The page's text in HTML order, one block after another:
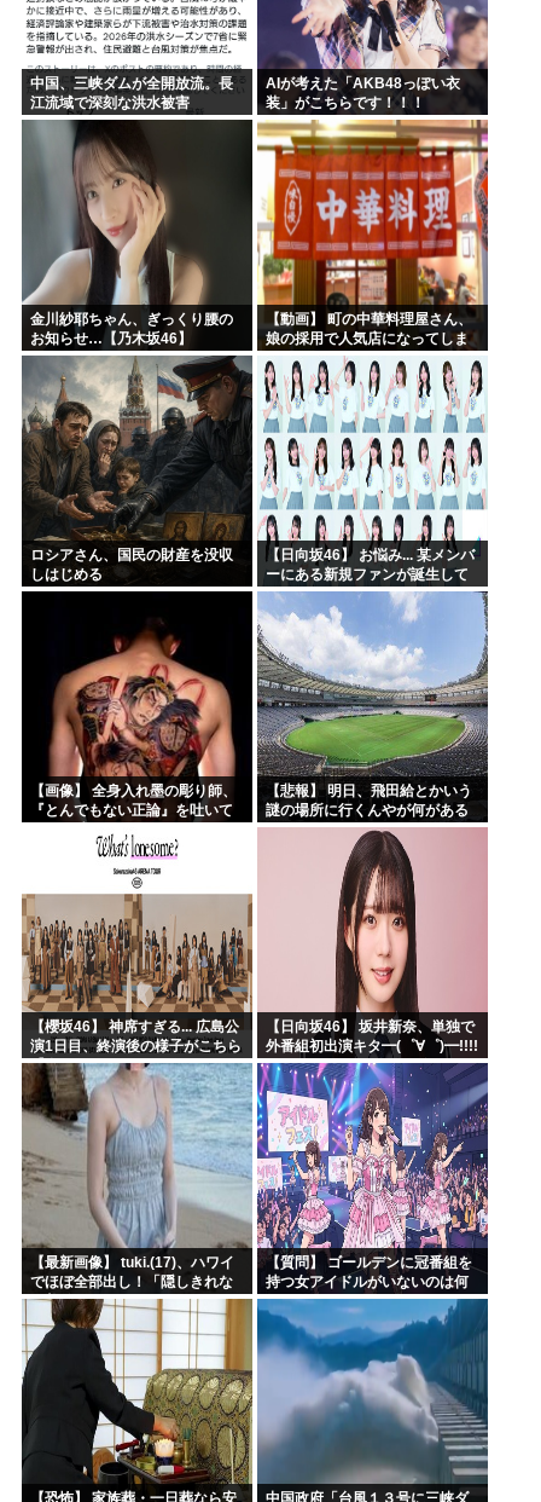
中国、三峡ダムが全開放流。長
江流域で深刻な洪水被害
AIが考えた「AKB48っぽい衣
装」がこちらです！！！
金川紗耶ちゃん、ぎっくり腰の
お知らせ…【乃木坂46】
【動画】 町の中華料理屋さん、
娘の採用で人気店になってしま
う
ロシアさん、国民の財産を没収
しはじめる
【日向坂46】 お悩み... 某メンバ
ーにある新規ファンが誕生して
いた
【画像】 全身入れ墨の彫り師、
『とんでもない正論』を吐いて
【悲報】 明日、飛田給とかいう
謎の場所に行くんやが何がある
んや????・・・・・・・・・
【櫻坂46】 神席すぎる... 広島公
演1日目、終演後の様子がこちら
【全国ツアー2026 What’s
lonesome?】
【日向坂46】 坂井新奈、単独で
外番組初出演キタ━(゜∀゜)━!!!!
【最新画像】 tuki.(17)、ハワイ
でほぼ全部出し！「隠しきれな
い美貌」とSNSざわつく
【質問】 ゴールデンに冠番組を
持つ女アイドルがいないのは何
故なのか？
【恐怖】 家族葬・一日葬なら安 中国政府「台風１３号に三峡ダ